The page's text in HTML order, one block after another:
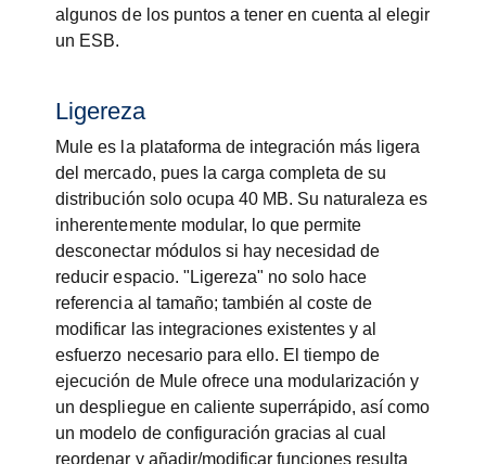
algunos de los puntos a tener en cuenta al elegir
un ESB.
Ligereza
Mule es la plataforma de integración más ligera
del mercado, pues la carga completa de su
distribución solo ocupa 40 MB. Su naturaleza es
inherentemente modular, lo que permite
desconectar módulos si hay necesidad de
reducir espacio. "Ligereza" no solo hace
referencia al tamaño; también al coste de
modificar las integraciones existentes y al
esfuerzo necesario para ello. El tiempo de
ejecución de Mule ofrece una modularización y
un despliegue en caliente superrápido, así como
un modelo de configuración gracias al cual
reordenar y añadir/modificar funciones resulta